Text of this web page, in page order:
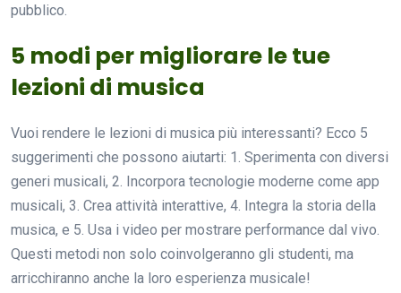
pubblico.
5 modi per migliorare le tue
lezioni di musica
Vuoi rendere le lezioni di musica più interessanti? Ecco 5
suggerimenti che possono aiutarti: 1. Sperimenta con diversi
generi musicali, 2. Incorpora tecnologie moderne come app
musicali, 3. Crea attività interattive, 4. Integra la storia della
musica, e 5. Usa i video per mostrare performance dal vivo.
Questi metodi non solo coinvolgeranno gli studenti, ma
arricchiranno anche la loro esperienza musicale!